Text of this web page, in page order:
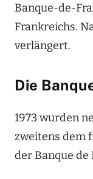
Banque-de-
Frankreichs.
verlängert.
Die
1973 wurden
zweitens dem
der Banque de